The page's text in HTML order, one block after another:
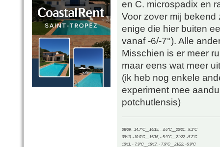
en C. microspadix en
Voor zover mij
enige die hier buiten
vanaf -6/-7°). Alle
Misschien is er meer
maar eens wat meer
(ik heb nog enkele
experiment mee
potchutlensis)
08/09, -14.7°C__14/15, - 3.6°C__20/21, -9.1°C
09/10, -10.0°C__15/16, - 5.9°C__21/22, -5.2°C
10/11, - 7.9°C__16/17, - 7.9°C__21/22, -6.9°C